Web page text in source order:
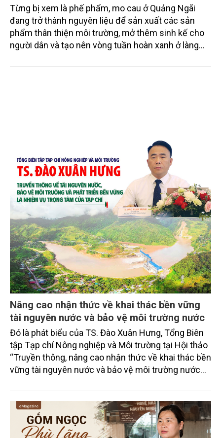
Từng bị xem là phế phẩm, mo cau ở Quảng Ngãi
đang trở thành nguyên liệu để sản xuất các sản
phẩm thân thiện môi trường, mở thêm sinh kế cho
người dân và tạo nên vòng tuần hoàn xanh ở làng
chén, dĩa... từ mo cau đã được thị trường trong nước
Nâng cao nhận thức về khai thác bền vững
tài nguyên nước và bảo vệ môi trường nước
Đó là phát biểu của TS. Đào Xuân Hưng, Tổng Biên
tập Tạp chí Nông nghiệp và Môi trường tại Hội thảo
“Truyền thông, nâng cao nhận thức về khai thác bền
vững tài nguyên nước và bảo vệ môi trường nước
trường phối hợp với Sở Nông nghiệp và Môi trường
tỉnh Lai Châu tổ chức ngày 10/7/2026. Hội thảo thu
hút sự tham gia của hơn 100 đại biểu là lãnh đạo
các đơn vị thuộc Bộ Nông nghiệp và Môi trường,